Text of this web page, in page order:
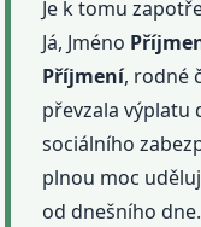
Je k tomu
Já, Jméno
Příjmení, rodné
převzala výplatu
sociálního
plnou moc
od dnešního dne.